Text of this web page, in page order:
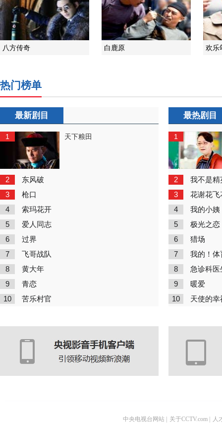
八方传奇 白鹿原 欢乐
热门榜单
最新剧目
1 天下粮田
2 东风破
3 枪口
4 索玛花开
5 爱人同志
6 过界
7 飞哥战队
8 黄大年
9 青恋
10 苦乐村官
最热剧目
1
2 我不是精
3 花谢花飞
4 我的小姨
5 极光之恋
6 猎场
7 我的！体
8 急诊科医
9 暖爱
10 天使的幸
中央电视台网站 关于CCTV.com 人